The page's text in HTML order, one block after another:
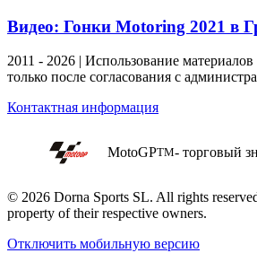
Видео: Гонки Motoring 2021 в
2011 - 2026 | Использование
только после согласования с
Контактная информация
MotoGPTM- торговый
© 2026 Dorna Sports SL. All rights
property of their respective owners.
Отключить мобильную версию